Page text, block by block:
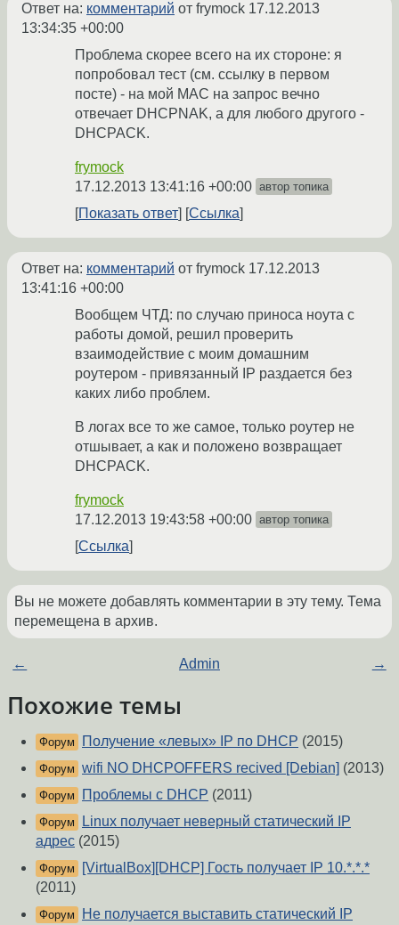
Ответ на: комментарий от frymock 17.12.2013
13:34:35 +00:00
Проблема скорее всего на их стороне: я
попробовал тест (см. ссылку в первом
посте) - на мой MAC на запрос вечно
отвечает DHCPNAK, а для любого другого -
DHCPACK.
frymock
17.12.2013 13:41:16 +00:00 автор топика
Показать ответ Ссылка
Ответ на: комментарий от frymock 17.12.2013
13:41:16 +00:00
Вообщем ЧТД: по случаю приноса ноута с
работы домой, решил проверить
взаимодействие с моим домашним
роутером - привязанный IP раздается без
каких либо проблем.
В логах все то же самое, только роутер не
отшывает, а как и положено возвращает
DHCPACK.
frymock
17.12.2013 19:43:58 +00:00 автор топика
Ссылка
Вы не можете добавлять комментарии в эту тему. Тема
перемещена в архив.
← Admin →
Похожие темы
Форум Получение «левых» IP по DHCP (2015)
Форум wifi NO DHCPOFFERS recived [Debian] (2013)
Форум Проблемы с DHCP (2011)
Форум
Linux получает неверный статический IP
адрес (2015)
Форум
[VirtualBox][DHCP] Гость получает IP 10.*.*.*
(2011)
Форум Не получается выставить статический IP